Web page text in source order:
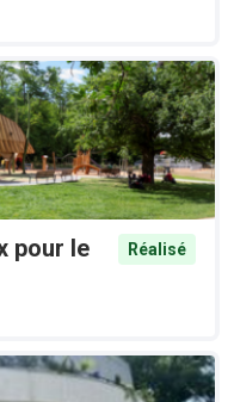
pour le
Réalisé